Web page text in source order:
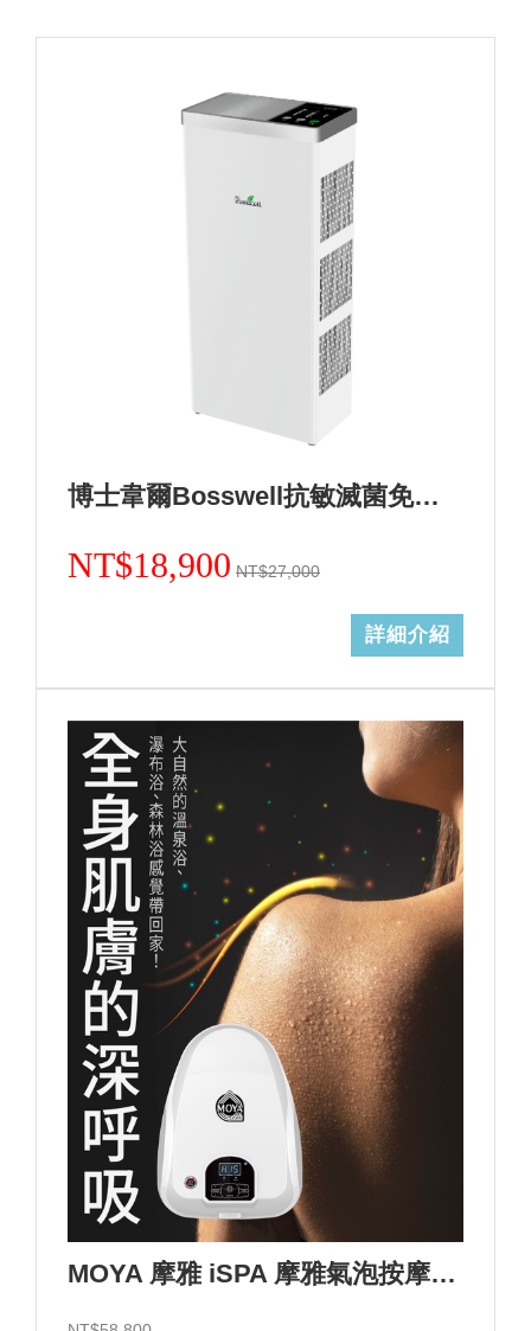
博士韋爾Bosswell抗敏滅菌免耗材電離空氣清淨機-5~18坪ML13天使白
NT$18,900 NT$27,000
詳細介紹
MOYA 摩雅 iSPA 摩雅氣泡按摩浴設備/110V